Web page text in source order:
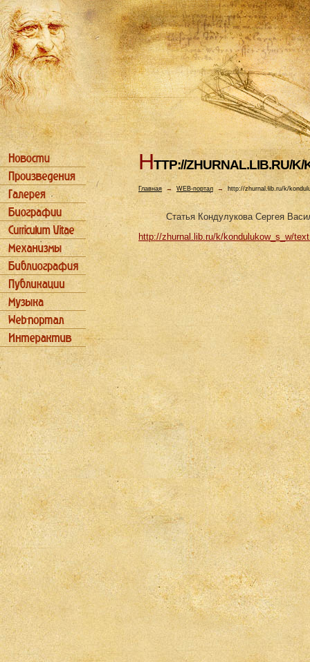
HTTP://ZHURNAL.LIB.RU/
Главная→ WEB-портал → http://zhurnal.lib.ru/k/
Статья Кондулукова Сергея
http://zhurnal.lib.ru/k/kondulukow_s_w/